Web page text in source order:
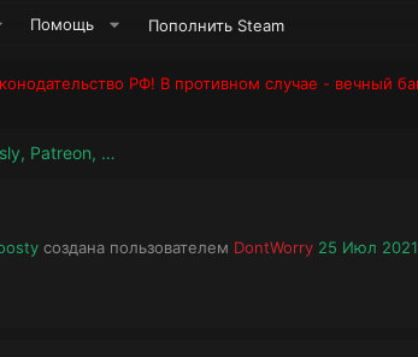
Помощь Пополнить Steam
РФ! В противном случае - вечный
Сливы моделей Onlyfans, Fansly, Patreon, Boosty
создана пользователем А
DontWorry Д
25 Июл 2021